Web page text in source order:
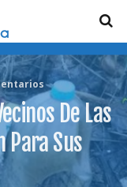
De Las
Para Sus